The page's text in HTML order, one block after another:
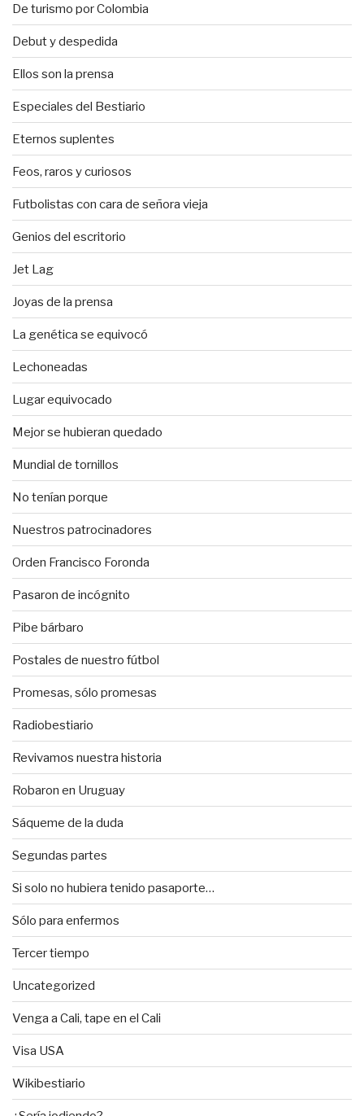
De turismo por Colombia
Debut y despedida
Ellos son la prensa
Especiales del Bestiario
Eternos suplentes
Feos, raros y curiosos
Futbolistas con cara de señora vieja
Genios del escritorio
Jet Lag
Joyas de la prensa
La genética se equivocó
Lechoneadas
Lugar equivocado
Mejor se hubieran quedado
Mundial de tornillos
No tenían porque
Nuestros patrocinadores
Orden Francisco Foronda
Pasaron de incógnito
Pibe bárbaro
Postales de nuestro fútbol
Promesas, sólo promesas
Radiobestiario
Revivamos nuestra historia
Robaron en Uruguay
Sáqueme de la duda
Segundas partes
Si solo no hubiera tenido pasaporte…
Sólo para enfermos
Tercer tiempo
Uncategorized
Venga a Cali, tape en el Cali
Visa USA
Wikibestiario